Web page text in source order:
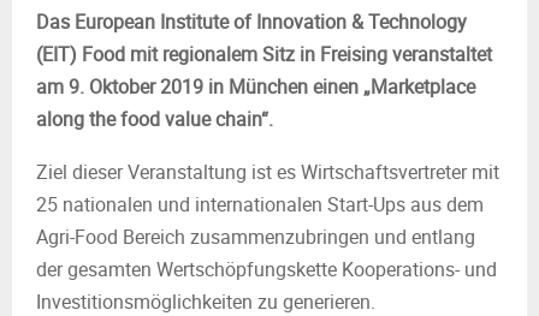
Das European Institute of Innovation & Technology
(EIT) Food mit regionalem Sitz in Freising veranstaltet
am 9. Oktober 2019 in München einen „Marketplace
along the food value chain“.
Ziel dieser Veranstaltung ist es Wirtschaftsvertreter mit
25 nationalen und internationalen Start-Ups aus dem
Agri-Food Bereich zusammenzubringen und entlang
der gesamten Wertschöpfungskette Kooperations- und
Investitionsmöglichkeiten zu generieren.